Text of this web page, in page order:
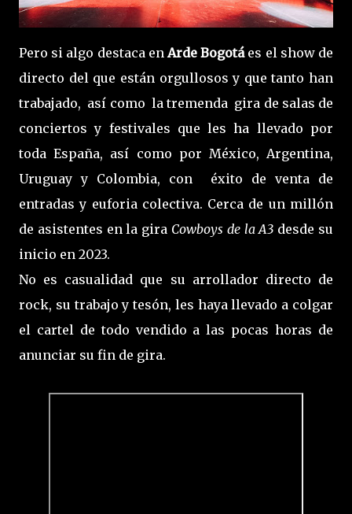
Pero si algo destaca en Arde Bogotáes el show de
directo del que están orgullosos y que tanto han
trabajado, así como la tremenda gira de salas de
conciertos y festivales que les ha llevado por
toda España, así como por México, Argentina,
Uruguay y Colombia, con éxito de venta de
entradas y euforia colectiva. Cerca de un millón
de asistentes en la gira Cowboys de la A3 desde su
inicio en 2023.
No es casualidad que su arrollador directo de
rock, su trabajo y tesón, les haya llevado a colgar
el cartel de todo vendido a las pocas horas de
anunciar su fin de gira.